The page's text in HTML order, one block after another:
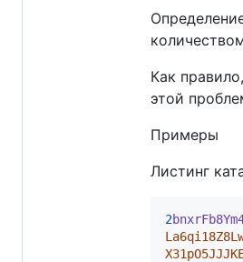
Как
этой
Примеры
Листинг
2